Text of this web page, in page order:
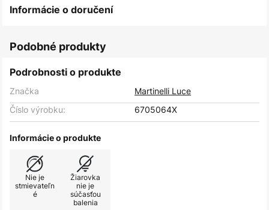
Informácie o doručení
Podobné produkty
Podrobnosti o produkte
Značka
Martinelli Luce
Číslo výrobku:
6705064X
Informácie o produkte
Nie je
stmievateľn
é
Žiarovka
nie je
súčasťou
balenia